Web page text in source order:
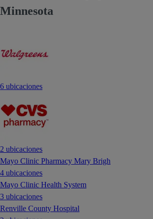
Minnesota
6 ubicaciones
2 ubicaciones
Mayo Clinic Pharmacy Mary Brigh
4 ubicaciones
Mayo Clinic Health System
3 ubicaciones
Renville County Hospital